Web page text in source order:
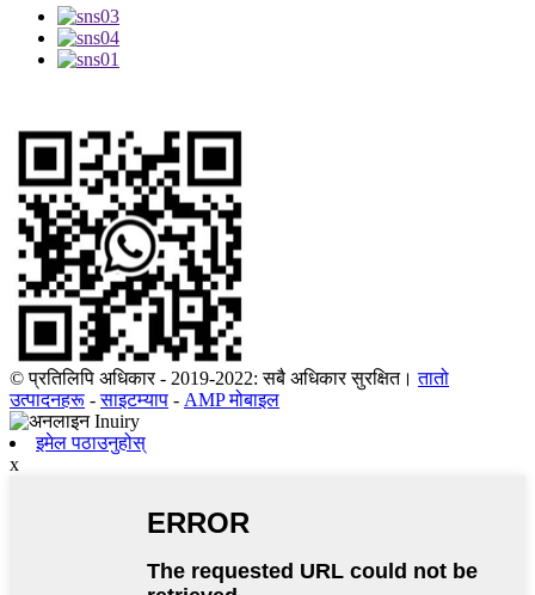
© प्रतिलिपि अधिकार - 2019-2022: सबै अधिकार सुरक्षित। तातो
उत्पादनहरू -साइटम्याप - AMP मोबाइल
इमेल पठाउनुहोस्
x